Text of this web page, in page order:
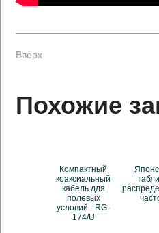
Вверх
Похожие
Компактный
коаксиальный
кабель для
полевых
условий - RG-
174/U